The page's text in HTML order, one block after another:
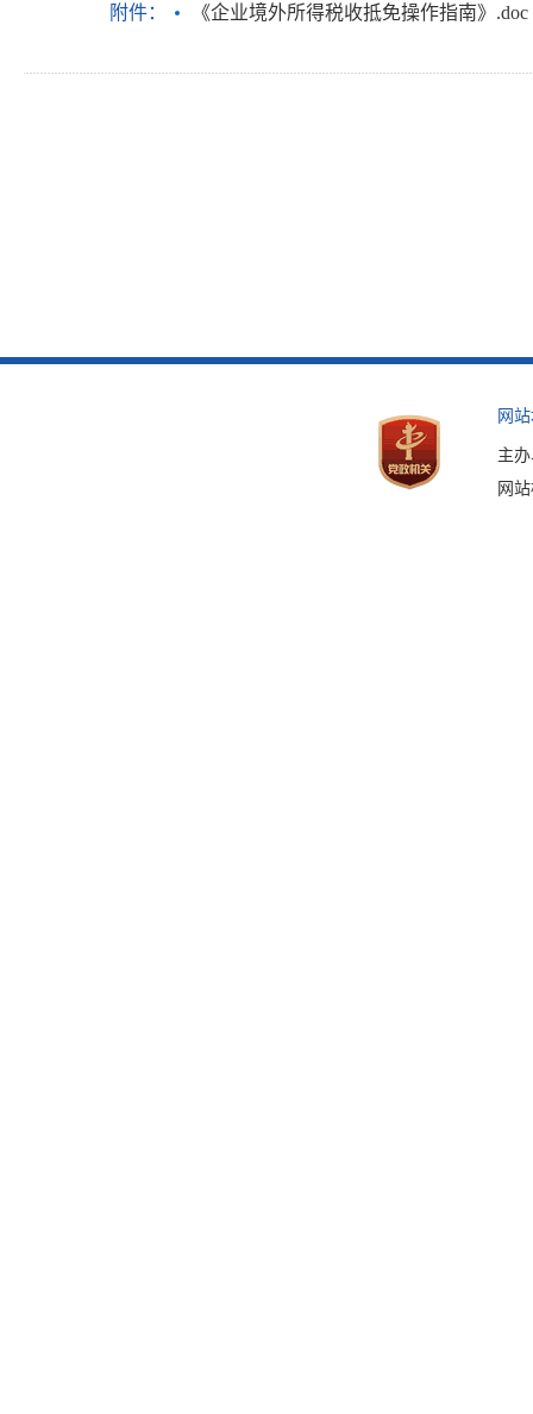
附件： 《企业境外所得税收抵免操作指南》.doc
网
主
网